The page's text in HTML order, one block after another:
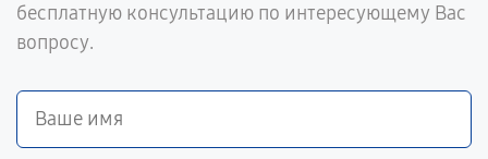
бесплатную консультацию по интересующему Вас
вопросу.